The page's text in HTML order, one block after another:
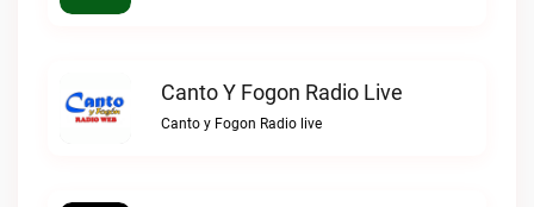
Canto Y Fogon Radio Live
Canto y Fogon Radio live